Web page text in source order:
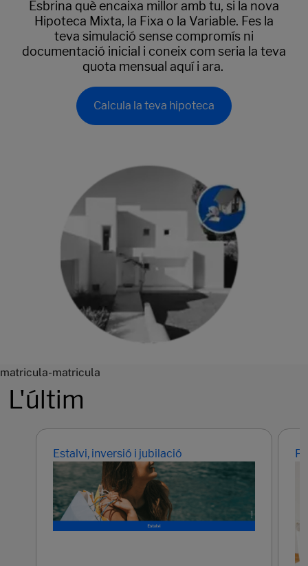
Esbrina què encaixa millor amb tu, si la nova
Hipoteca Mixta, la Fixa o la Variable. Fes la
teva simulació sense compromís ni
documentació inicial i coneix com seria la teva
quota mensual aquí i ara.
Calcula la teva hipoteca
matricula-matricula
L'últim
Estalvi, inversió i jubilació